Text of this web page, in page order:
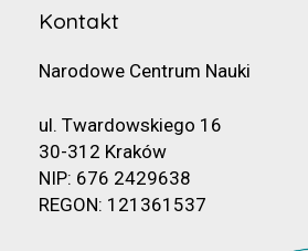
Kontakt
Narodowe Centrum Nauki
ul. Twardowskiego 16
30-312 Kraków
NIP: 676 2429638
REGON: 121361537